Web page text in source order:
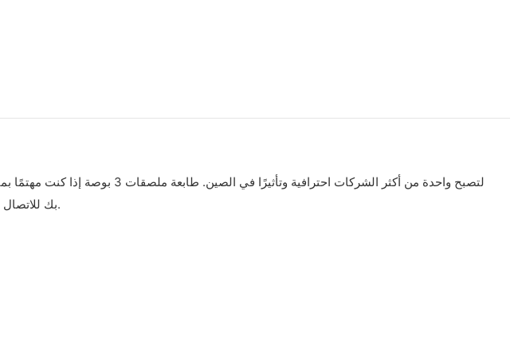
بك للاتصال بنا. يتميز المنتج بمظهر عملي وأنيق، وهو أحد أكثر ملحقات المكتب المطلوبة والضرورية في المجتمع الحديث.